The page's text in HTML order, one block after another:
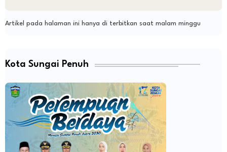
Artikel pada halaman ini hanya di terbitkan saat malam minggu
Kota Sungai Penuh